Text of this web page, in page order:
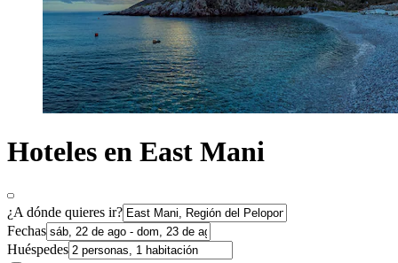
Hoteles en East Mani
¿A dónde quieres ir?
Fechas
Huéspedes